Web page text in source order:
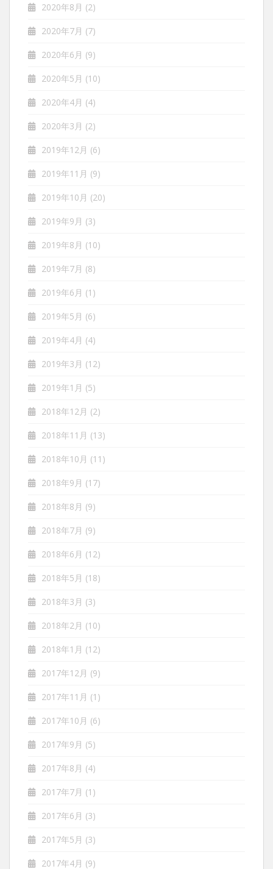
2020年8月 (2)
2020年7月 (7)
2020年6月 (9)
2020年5月 (10)
2020年4月 (4)
2020年3月 (2)
2019年12月 (6)
2019年11月 (9)
2019年10月 (20)
2019年9月 (3)
2019年8月 (10)
2019年7月 (8)
2019年6月 (1)
2019年5月 (6)
2019年4月 (4)
2019年3月 (12)
2019年1月 (5)
2018年12月 (2)
2018年11月 (13)
2018年10月 (11)
2018年9月 (17)
2018年8月 (9)
2018年7月 (9)
2018年6月 (12)
2018年5月 (18)
2018年3月 (3)
2018年2月 (10)
2018年1月 (12)
2017年12月 (9)
2017年11月 (1)
2017年10月 (6)
2017年9月 (5)
2017年8月 (4)
2017年7月 (1)
2017年6月 (3)
2017年5月 (3)
2017年4月 (9)